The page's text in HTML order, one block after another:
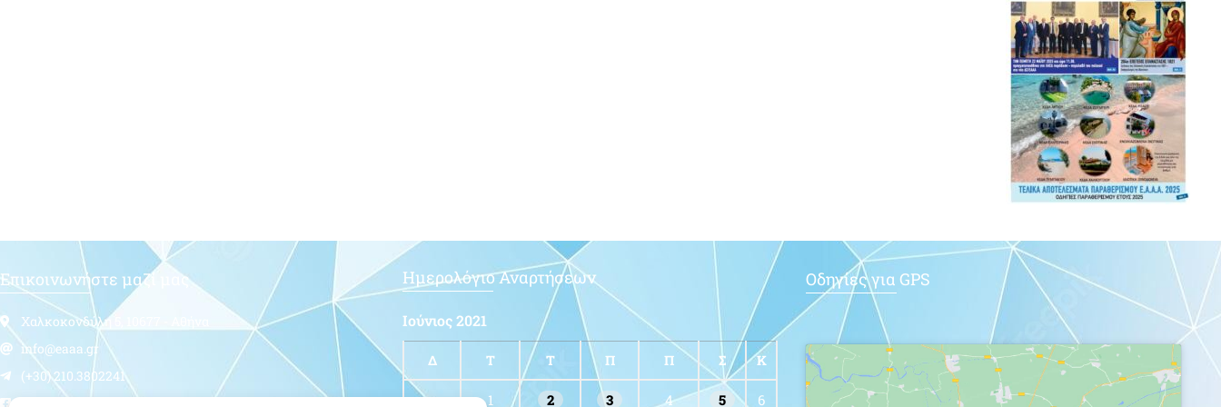
Επικοινωνήστε μαζί μας
Χαλκοκονδύλη 5, 10677 - Αθήνα
info@eaaa.gr
(+30) 210.3802241
Follow us
Ημερολόγιο Αναρτήσεων
Ιούνιος 2021
Δ Τ Τ Π Π Σ Κ
1 2 3 4 5 6
Οδηγίες για GPS